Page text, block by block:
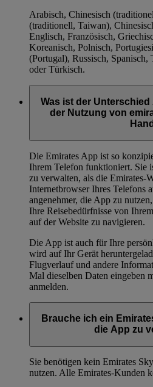
Arabisch, Chinesisch
(traditionell, Taiwan),
Englisch, Französisch,
Koreanisch, Polnisch,
(Portugal), Russisch,
oder Türkisch.
Was ist der
der Nutzung von
Die Emirates App ist so
Ihrem Telefon funktioniert. Sie
zu verwalten, als die Emirates-
Internetbrowser Ihres Telefons
angenehmer, die App zu
Ihre Reisebedürfnisse von
auf der Website zu navigieren.
Die App ist auch für Ihre
wird auf Ihr Gerät
Flugverlauf und andere
Mal dieselben Daten eingeben
anmelden.
Brauche ich ein
die App zu
Sie benötigen kein Emirates
nutzen. Alle Emirates-Kunden